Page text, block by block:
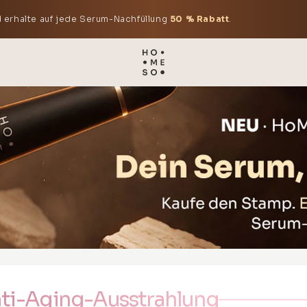
erhalte auf jede Serum-Nachfüllung 50 % Rabatt.
Aging-Ausstrahlung